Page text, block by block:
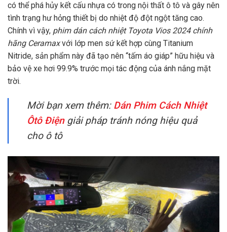
có thể phá hủy kết cấu nhựa có trong nội thất ô tô và gây nên
tình trạng hư hỏng thiết bị do nhiệt độ đột ngột tăng cao.
Chính vì vậy, phim dán cách nhiệt Toyota Vios 2024 chính
hãng Ceramaxvới lớp men sứ kết hợp cùng Titanium
Nitride, sản phẩm này đã tạo nên “tấm áo giáp” hữu hiệu và
bảo vệ xe hơi 99.9% trước mọi tác động của ánh nắng mặt
trời.
Mời bạn xem thêm: Dán Phim Cách Nhiệt
Ôtô Điệngiải pháp tránh nóng hiệu quả
cho ô tô